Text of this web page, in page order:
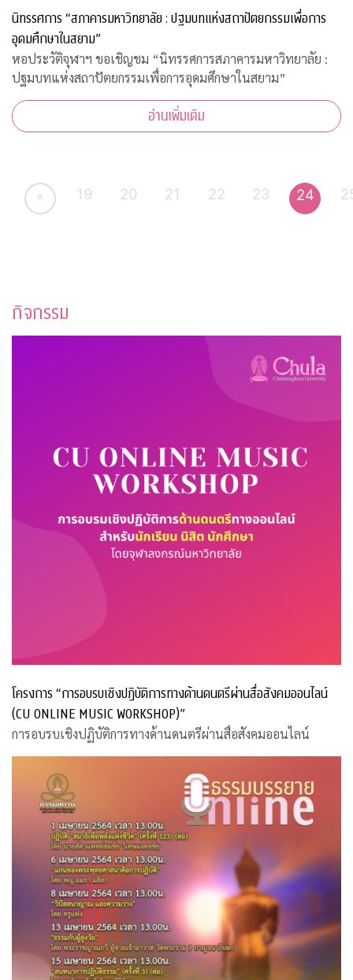
นิทรรศการ “สภาคารมหาวิทยาลัย : ปฐมบทแห่งสถาปัตยกรรมเพื่อการ
อุดมศึกษาในสยาม”
หอประวัติจุฬาฯ ขอเชิญชม “นิทรรศการสภาคารมหาวิทยาลัย :
ปฐมบทแห่งสถาปัตยกรรมเพื่อการอุดมศึกษาในสยาม”
อ่านเพิ่มเติม
« 19 20 21 22 23 24
กิจกรรม
โครงการ “การอบรบเชิงปฏิบัติการทางด้านดนตรีผ่านสื่อสังคมออนไลน์
(CU ONLINE MUSIC WORKSHOP)”
การอบรบเชิงปฏิบัติการทางด้านดนตรีผ่านสื่อสังคมออนไลน์